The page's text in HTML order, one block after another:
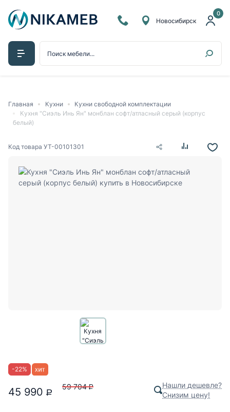
0
Новосибирск
Главная Кухни
Кухни свободной комплектации
Кухня "Сиэль Инь Ян" монблан софт/атласный серый (корпус
белый)
Код товара УТ-00101301
-22%
45 990 P
59 704 P
Нашли дешевле?
Снизим цену!